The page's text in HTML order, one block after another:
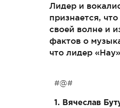
Лидер и
признается,
своей волне и
фактов о
что лидер
#@#
1. Вячеслав